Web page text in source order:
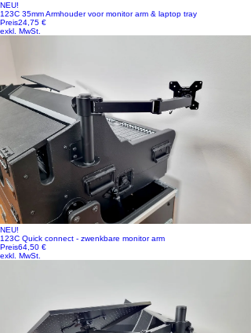
NEU!
123C 35mm Armhouder voor monitor arm & laptop tray
Preis24,75 €
exkl. MwSt.
NEU!
123C Quick connect - zwenkbare monitor arm
Preis64,50 €
exkl. MwSt.